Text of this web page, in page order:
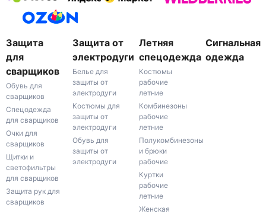
Защита
для
сварщиков
Обувь для
сварщиков
Спецодежда
для сварщиков
Очки для
сварщиков
Щитки и
светофильтры
для сварщиков
Защита рук для
сварщиков
Защита от
электродуги
Белье для
защиты от
электродуги
Костюмы для
защиты от
электродуги
Обувь для
защиты от
электродуги
Летняя
спецодежда
Костюмы
рабочие
летние
Комбинезоны
рабочие
летние
Полукомбинезоны
и брюки
рабочие
Куртки
рабочие
летние
Женская
Сигнальная
одежда